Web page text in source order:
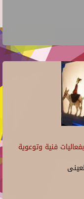
فنية وتوعوية